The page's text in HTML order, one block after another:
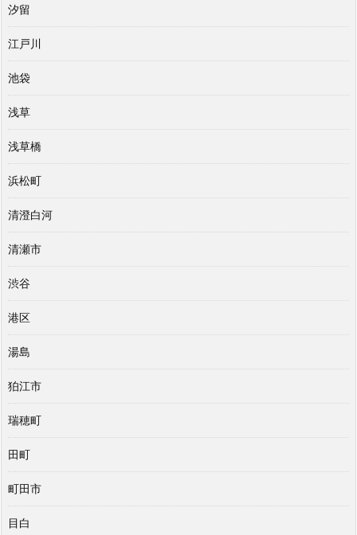
汐留
江戸川
池袋
浅草
浅草橋
浜松町
清澄白河
清瀬市
渋谷
港区
湯島
狛江市
瑞穂町
田町
町田市
目白